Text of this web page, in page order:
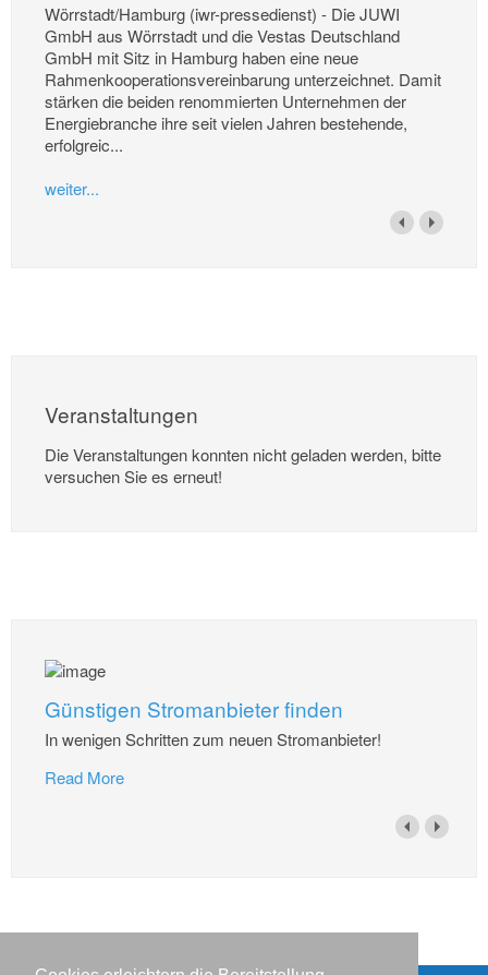
Wörrstadt/Hamburg (iwr-pressedienst) - Die JUWI
GmbH aus Wörrstadt und die Vestas Deutschland
GmbH mit Sitz in Hamburg haben eine neue
Rahmenkooperationsvereinbarung unterzeichnet. Damit
stärken die beiden renommierten Unternehmen der
Energiebranche ihre seit vielen Jahren bestehende,
erfolgreic...
weiter...
Veranstaltungen
Die Veranstaltungen konnten nicht geladen werden, bitte
versuchen Sie es erneut!
Günstigen Stromanbieter finden
In wenigen Schritten zum neuen Stromanbieter!
Read More